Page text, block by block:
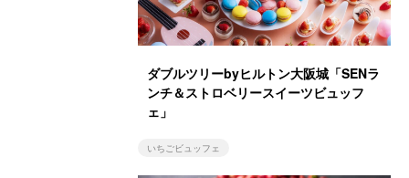
ダブルツリーbyヒルトン大阪城「SENラ
ンチ＆ストロベリースイーツビュッフ
ェ」
いちごビュッフェ